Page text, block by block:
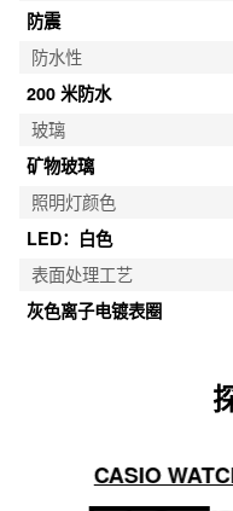
防震
防水性
200 米防水
玻璃
矿物玻璃
照明灯颜色
LED：白色
表面处理工艺
灰色离子电镀表圈
CASIO